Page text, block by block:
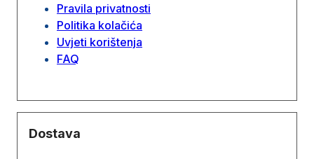
Pravila privatnosti
Politika kolačića
Uvjeti korištenja
FAQ
Dostava